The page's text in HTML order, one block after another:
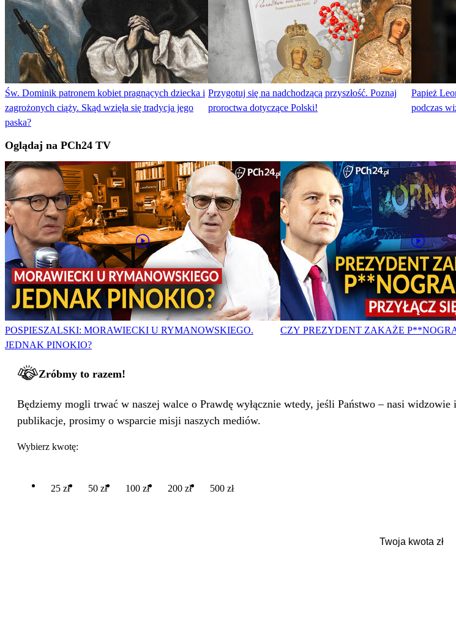
Św. Dominik patronem kobiet pragnących dziecka i
zagrożonych ciąży. Skąd wzięła się tradycja jego
paska?
Przygotuj się na nadchodzącą przyszłość. Poznaj
proroctwa dotyczące Polski!
Papież
podczas
Oglądaj na PCh24 TV
POSPIESZALSKI: MORAWIECKI U RYMANOWSKIEGO.
JEDNAK PINOKIO?
CZY PREZYDENT ZAKAŻE
Zróbmy to razem!
Będziemy mogli trwać w naszej walce o Prawdę wyłącznie wtedy, jeśli Państwo – nasi
publikacje, prosimy o wsparcie misji naszych mediów.
Wybierz kwotę:
25 zł 50 zł 100 zł 200 zł 500 zł